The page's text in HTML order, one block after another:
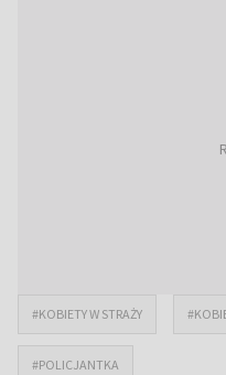
#KOBIETY W STRAŻY
#POLICJANTKA